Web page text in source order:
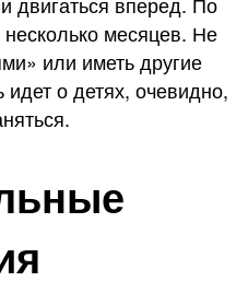
месяцев. Не
или иметь другие
идет о детях, очевидно,